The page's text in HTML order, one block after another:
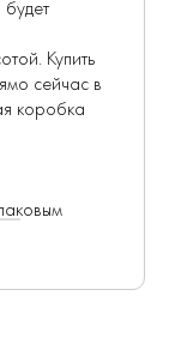
Купить
сейчас в
коробка